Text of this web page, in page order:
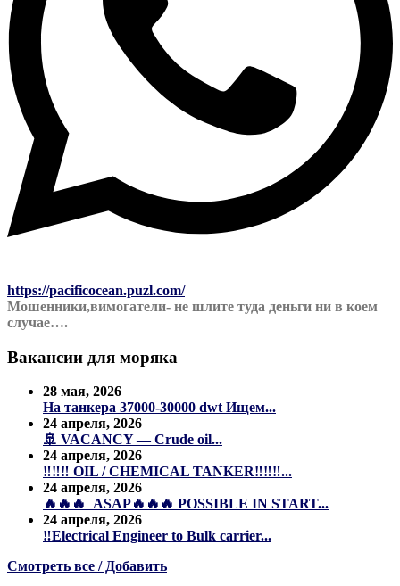
https://pacificocean.puzl.com/
Мошенники,вимогатели- не шлите туда деньги ни в коем
случае….
Вакансии для моряка
28 мая, 2026
На танкера 37000-30000 dwt Ищем...
24 апреля, 2026
🚢 VACANCY — Crude oil...
24 апреля, 2026
‼️‼️‼️ OIL / CHEMICAL TANKER‼️‼️‼️...
24 апреля, 2026
🔥🔥🔥 ASAP🔥🔥🔥 POSSIBLE IN START...
24 апреля, 2026
‼️Electrical Engineer to Bulk carrier...
Смотреть все / Добавить